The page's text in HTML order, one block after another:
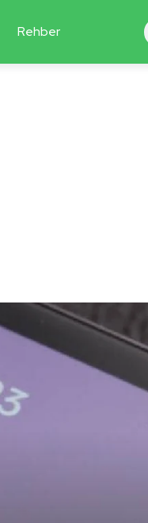
Rehber